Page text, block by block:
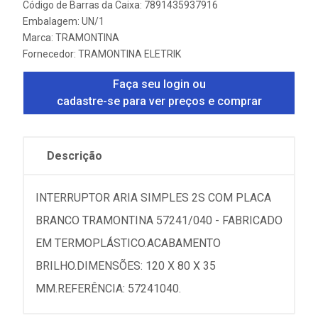
Código de Barras da Caixa: 7891435937916
Embalagem: UN/1
Marca: TRAMONTINA
Fornecedor: TRAMONTINA ELETRIK
Faça seu login ou
cadastre-se para ver preços e comprar
Descrição
INTERRUPTOR ARIA SIMPLES 2S COM PLACA
BRANCO TRAMONTINA 57241/040 - FABRICADO
EM TERMOPLÁSTICO.ACABAMENTO
BRILHO.DIMENSÕES: 120 X 80 X 35
MM.REFERÊNCIA: 57241040.